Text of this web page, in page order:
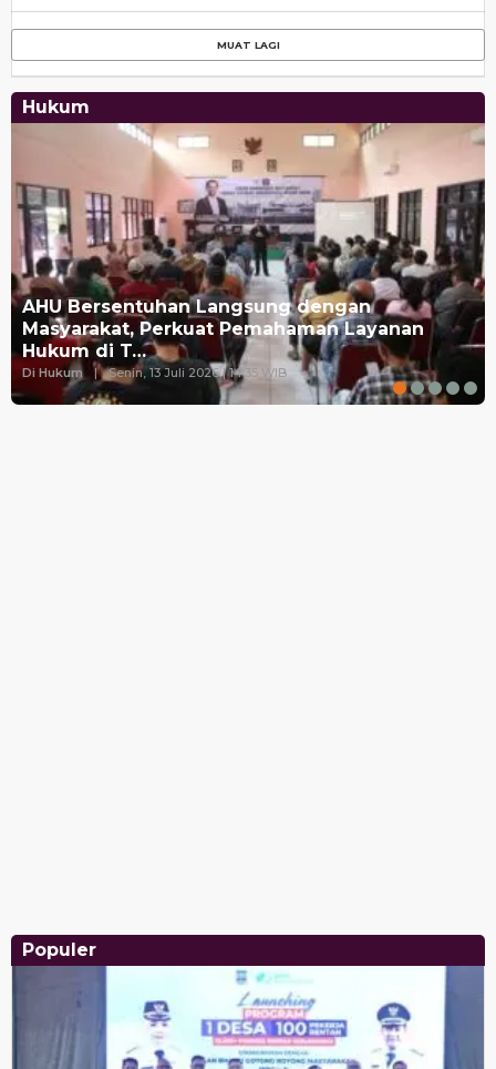
Hukum
Menembus Tembok Akses Keadilan, Paralegal
Di Hukum | Selasa, 28 Juli 2026 | 14:14 WIB
AHU Bersentuhan Langsung dengan
Masyarakat, Perkuat Pemahaman Layanan
Hukum di T…
Di Hukum | Senin, 13 Juli 2026 | 14:35 WIB
Populer